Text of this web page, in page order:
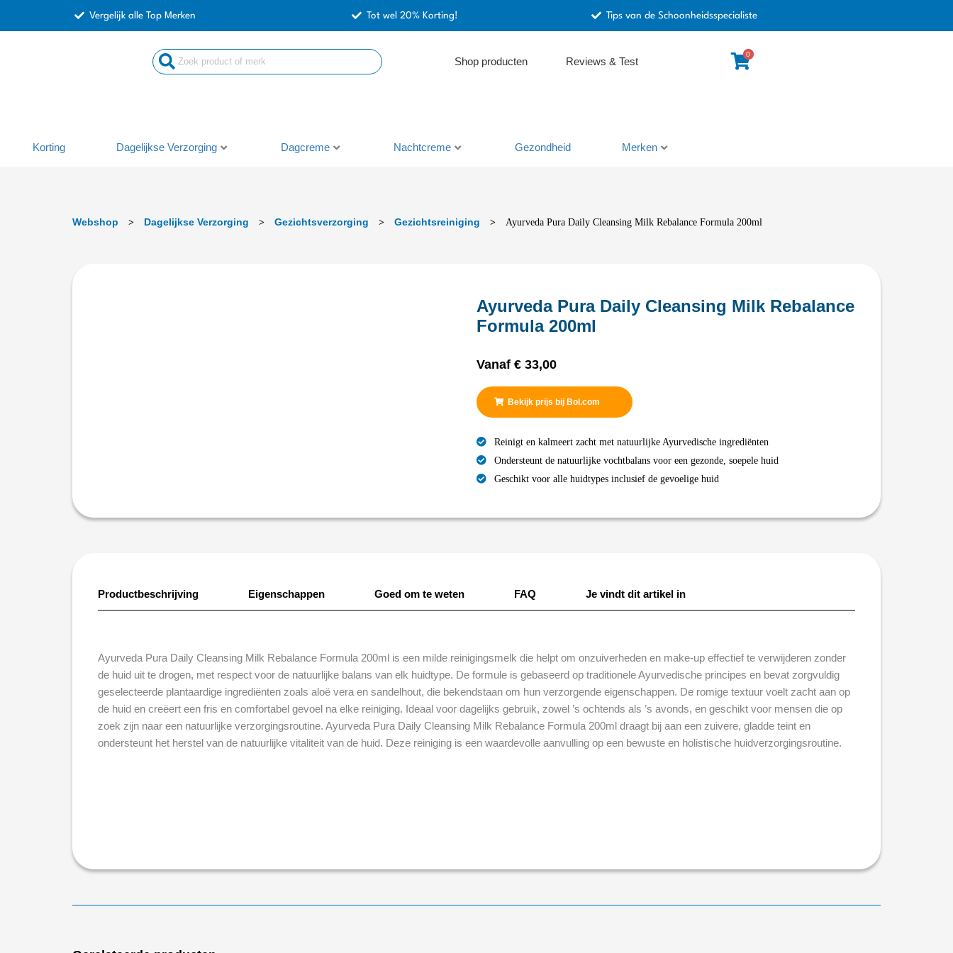
Vergelijk alle Top Merken Tot wel 20% Korting! Tips van de Schoonheidsspecialiste
Shop producten Reviews & Test
0
Korting Dagelijkse Verzorging Dagcreme Nachtcreme Gezondheid Merken
Webshop > Dagelijkse Verzorging > Gezichtsverzorging > Gezichtsreiniging > Ayurveda Pura Daily Cleansing Milk Rebalance Formula 200ml
Ayurveda Pura Daily Cleansing Milk Rebalance
Formula 200ml
Vanaf € 33,00
Bekijk prijs bij Bol.com
Reinigt en kalmeert zacht met natuurlijke Ayurvedische ingrediënten
Ondersteunt de natuurlijke vochtbalans voor een gezonde, soepele huid
Geschikt voor alle huidtypes inclusief de gevoelige huid
Productbeschrijving Eigenschappen Goed om te weten FAQ Je vindt dit artikel in
Ayurveda Pura Daily Cleansing Milk Rebalance Formula 200ml is een milde reinigingsmelk die helpt om onzuiverheden en make-up effectief te verwijderen zonder
de huid uit te drogen, met respect voor de natuurlijke balans van elk huidtype. De formule is gebaseerd op traditionele Ayurvedische principes en bevat zorgvuldig
geselecteerde plantaardige ingrediënten zoals aloë vera en sandelhout, die bekendstaan om hun verzorgende eigenschappen. De romige textuur voelt zacht aan op
de huid en creëert een fris en comfortabel gevoel na elke reiniging. Ideaal voor dagelijks gebruik, zowel ’s ochtends als ’s avonds, en geschikt voor mensen die op
zoek zijn naar een natuurlijke verzorgingsroutine. Ayurveda Pura Daily Cleansing Milk Rebalance Formula 200ml draagt bij aan een zuivere, gladde teint en
ondersteunt het herstel van de natuurlijke vitaliteit van de huid. Deze reiniging is een waardevolle aanvulling op een bewuste en holistische huidverzorgingsroutine.